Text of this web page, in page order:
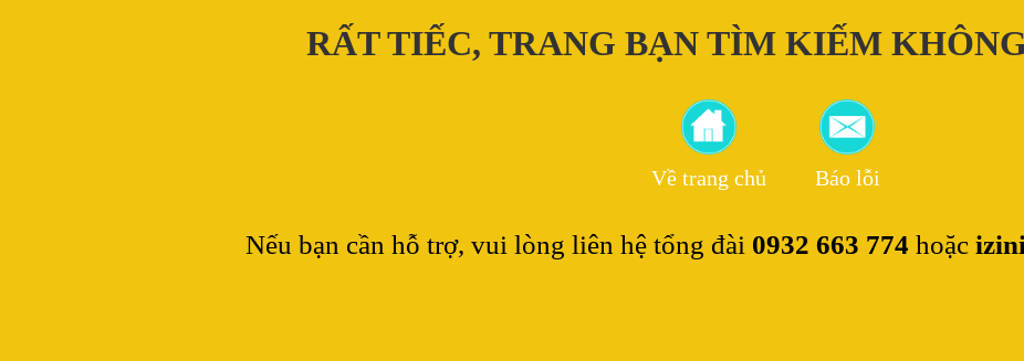
RẤT TIẾC, TRANG BẠN TÌM KIẾM
Về trang chủ Báo lỗi
Nếu bạn cần hỗ trợ, vui lòng liên hệ tổng đài 0932 663 774 hoặc